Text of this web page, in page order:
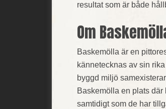
resultat som är både
Om
Baskemölla är en
kännetecknas av sin
byggd miljö
Baskemölla en plats
samtidigt som de har